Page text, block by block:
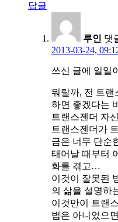
답글
루인 댓
2013-03-24,
쓰신 글에 일일
뭐랄까, 전 트랜
하면 좋겠다는
트랜스젠더 자
트랜스젠더가
금은 너무 단순
태어날 때부터
화를 겪고…
이것이 잘못된
의 삶을 설명하
이것만이 트랜
법은 아니었으